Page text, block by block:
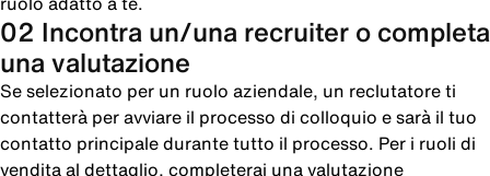
02 Incontra un/una recruiter o completa
una valutazione
Se selezionato per un ruolo aziendale, un reclutatore ti
contatterà per avviare il processo di colloquio e sarà il tuo
contatto principale durante tutto il processo. Per i ruoli di
vendita al dettaglio, completerai una valutazione